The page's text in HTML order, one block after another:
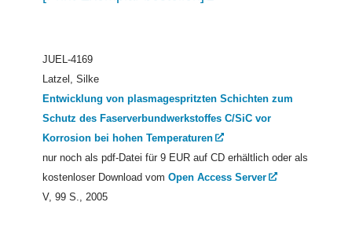
JUEL-4169
Latzel, Silke
Entwicklung von plasmagespritzten Schichten zum
Schutz des Faserverbundwerkstoffes C/SiC vor
Korrosion bei hohen Temperaturen
nur noch als pdf-Datei für 9 EUR auf CD erhältlich oder als
kostenloser Download vom Open Access Server
V, 99 S., 2005